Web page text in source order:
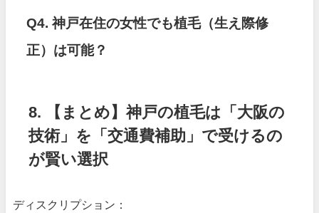
Q4. 神戸在住の女性でも植毛（生え際修
正）は可能？
8. 【まとめ】神戸の植毛は「大阪の
技術」を「交通費補助」で受けるの
が賢い選択
ディスクリプション：